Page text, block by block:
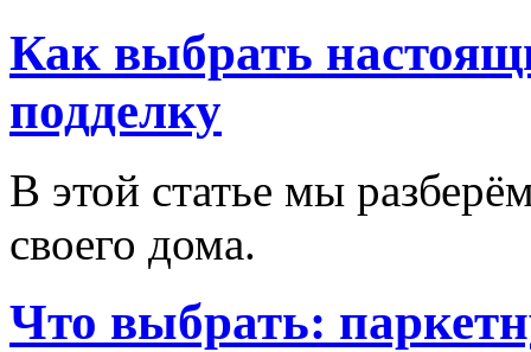
Как выбрать
подделку
В этой статье мы
своего дома.
Что выбрать: